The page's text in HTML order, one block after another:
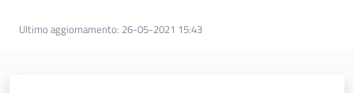
Assemblea
Ultimo aggiornamento: 26-05-2021 15:43